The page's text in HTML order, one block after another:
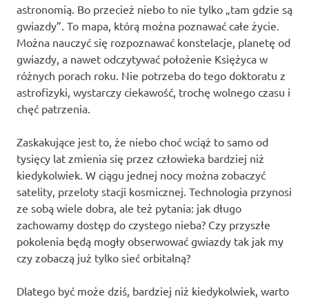
astronomią. Bo przecież niebo to nie tylko „tam gdzie są
gwiazdy”. To mapa, którą można poznawać całe życie.
Można nauczyć się rozpoznawać konstelacje, planetę od
gwiazdy, a nawet odczytywać położenie Księżyca w
różnych porach roku. Nie potrzeba do tego doktoratu z
astrofizyki, wystarczy ciekawość, trochę wolnego czasu i
chęć patrzenia.
Zaskakujące jest to, że niebo choć wciąż to samo od
tysięcy lat zmienia się przez człowieka bardziej niż
kiedykolwiek. W ciągu jednej nocy można zobaczyć
satelity, przeloty stacji kosmicznej. Technologia przynosi
ze sobą wiele dobra, ale też pytania: jak długo
zachowamy dostęp do czystego nieba? Czy przyszłe
pokolenia będą mogły obserwować gwiazdy tak jak my
czy zobaczą już tylko sieć orbitalną?
Dlatego być może dziś, bardziej niż kiedykolwiek, warto